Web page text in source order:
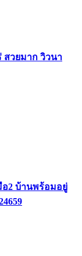
สวยมาก วิวนา
2 บ้านพร้อมอยู่